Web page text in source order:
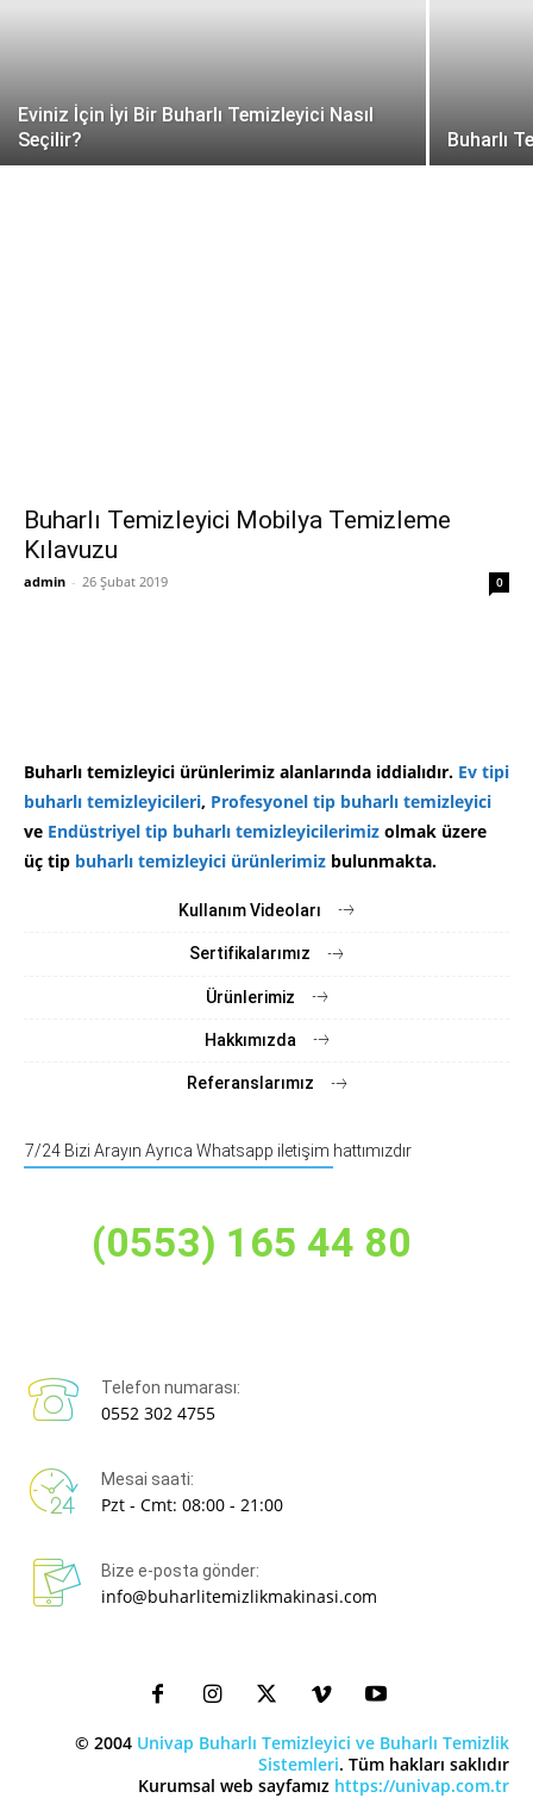
Eviniz İçin İyi Bir Buharlı Temizleyici Nasıl
Seçilir?
Buharlı
Buharlı Temizleyici Mobilya Temizleme
Kılavuzu
admin - 26 Şubat 2019 0
Buharlı temizleyici ürünlerimiz alanlarında iddialıdır. Ev tipi
buharlı temizleyicileri, Profesyonel tip buharlı temizleyici
ve Endüstriyel tip buharlı temizleyicilerimiz olmak üzere
üç tip buharlı temizleyici ürünlerimiz bulunmakta.
Kullanım Videoları
Sertifikalarımız
Ürünlerimiz
Hakkımızda
Referanslarımız
7/24 Bizi Arayın Ayrıca Whatsapp iletişim hattımızdır
(0553) 165 44 80
Telefon numarası:
0552 302 4755
Mesai saati:
Pzt - Cmt: 08:00 - 21:00
Bize e-posta gönder:
info@buharlitemizlikmakinasi.com
© 2004 Univap Buharlı Temizleyici ve Buharlı Temizlik
Sistemleri. Tüm hakları saklıdır
Kurumsal web sayfamız https://univap.com.tr